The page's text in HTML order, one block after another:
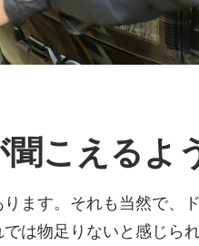
こえるよ
ます。それも当然で、
は物足りないと感じら